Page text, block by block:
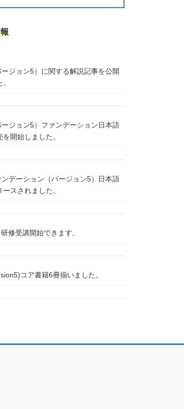
ジョン5）に関する解説記事を公開
ジョン5）ファンデーション日本語
開始しました。
デーション（バージョン5）日本語
ースされました。
修受講開始できます。
コア書籍6冊揃いました。